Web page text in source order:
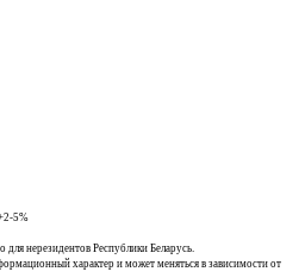
5%
нерезидентов Республики Беларусь.
характер и может меняться в зависимости от